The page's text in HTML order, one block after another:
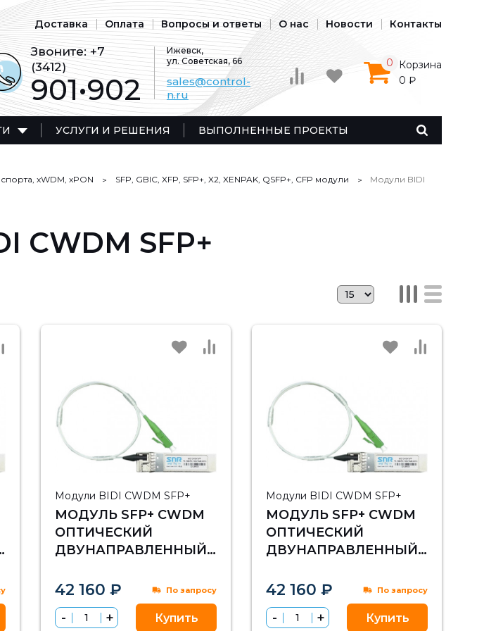
Доставка Оплата Вопросы и ответы О нас Новости Контакты
Звоните:+7
(3412)
901•902
Ижевск,
ул. Советская, 66
sales@control-
n.ru
Корзина
0
0 ₽
УСЛУГИ И РЕШЕНИЯ ВЫПОЛНЕННЫЕ ПРОЕКТЫ
xWDM, xPON SFP, GBIC, XFP, SFP+, X2, XENPAK, QSFP+, CFP модули
Модули BIDI
CWDM SFP+
Модули BIDI CWDM SFP+
МОДУЛЬ SFP+ CWDM
ОПТИЧЕСКИЙ
ДВУНАПРАВЛЕННЫЙ
10КМ (9DB), 1290НМ
42 160 ₽ По запросу
Купить
Модули BIDI CWDM SFP+
МОДУЛЬ SFP+ CWDM
ОПТИЧЕСКИЙ
ДВУНАПРАВЛЕННЫЙ
10КМ (9DB), 1330НМ
42 160 ₽ По запросу
Купить